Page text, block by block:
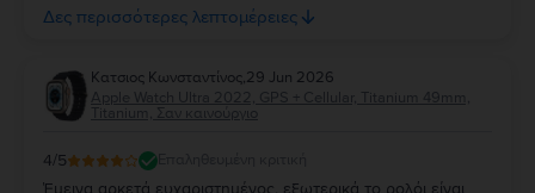
την εμπιστοσύνη σας και ευχόμαστε να τα χαρείτε και τα
δύο!
Δες περισσότερες λεπτομέρειες
Κατσιος Κωνσταντίνος,29 Jun 2026
Apple Watch Ultra 2022, GPS + Cellular, Titanium 49mm,
Titanium, Σαν καινούργιο
4/5
Έμεινα αρκετά ευχαριστημένος, εξωτερικά το ρολόι είναι